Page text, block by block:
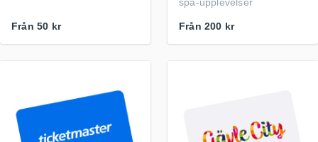
Från 50 kr Från 200 kr